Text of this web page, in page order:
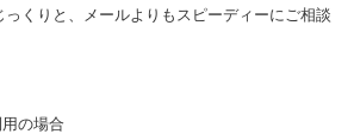
っくりと、メールよりもスピーディーにご相談
の場合